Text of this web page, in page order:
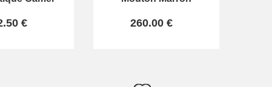
€ 260.00 €